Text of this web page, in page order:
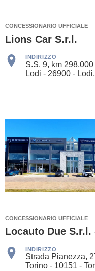
CONCESSIONARIO UFFICIALE
Lions Car S.r.l.
INDIRIZZO
S.S. 9, km 298,000
Lodi - 26900 -
CONCESSIONARIO UFFICIALE
Locauto Due S.r.l.
INDIRIZZO
Strada Pianezza,
Torino - 10151 -